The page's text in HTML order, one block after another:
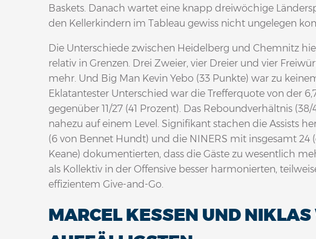
Baskets. Danach wartet eine knapp dreiwöchige
den Kellerkindern im Tableau gewiss nicht ungelegen
Die Unterschiede zwischen Heidelberg und Chemnitz
relativ in Grenzen. Drei Zweier, vier Dreier und vier
mehr. Und Big Man Kevin Yebo (33 Punkte) war zu
Eklatantester Unterschied war die Trefferquote von der
gegenüber 11/27 (41 Prozent). Das Reboundverhältnis
nahezu auf einem Level. Signifikant stachen die Assists
(6 von Bennet Hundt) und die NINERS mit insgesamt 24
Keane) dokumentierten, dass die Gäste zu wesentlich
als Kollektiv in der Offensive besser harmonierten,
effizientem Give-and-Go.
MARCEL KESSEN UND NIKLAS